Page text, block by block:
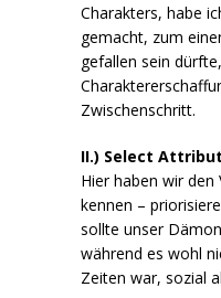
Charakters, habe
gemacht, zum
gefallen sein
Zwischenschritt.
II.) Select
Hier haben wir
kennen –
sollte unser
während es wohl
Zeiten war, sozial